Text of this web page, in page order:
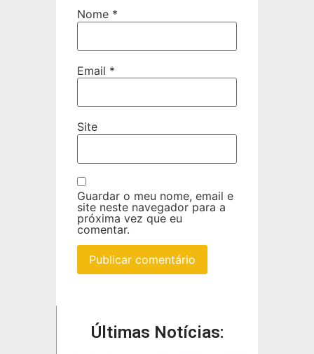
Nome *
Email *
Site
Guardar o meu nome, email e
site neste navegador para a
próxima vez que eu
comentar.
Últimas Notícias: